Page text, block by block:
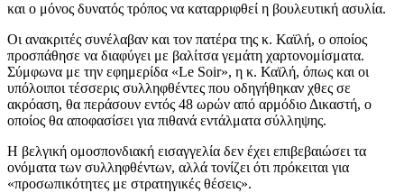
και ο μόνος δυνατός τρόπος να καταρριφθεί η βουλευτική ασυλία.
Οι ανακριτές συνέλαβαν και τον πατέρα της κ. Καϊλή, ο οποίος
προσπάθησε να διαφύγει με βαλίτσα γεμάτη χαρτονομίσματα.
Σύμφωνα με την εφημερίδα «Le Soir», η κ. Καϊλή, όπως και οι
υπόλοιποι τέσσερις συλληφθέντες που οδηγήθηκαν χθες σε
ακρόαση, θα περάσουν εντός 48 ωρών από αρμόδιο Δικαστή, ο
οποίος θα αποφασίσει για πιθανά εντάλματα σύλληψης.
Η βελγική ομοσπονδιακή εισαγγελία δεν έχει επιβεβαιώσει τα
ονόματα των συλληφθέντων, αλλά τονίζει ότι πρόκειται για
«προσωπικότητες με στρατηγικές θέσεις».